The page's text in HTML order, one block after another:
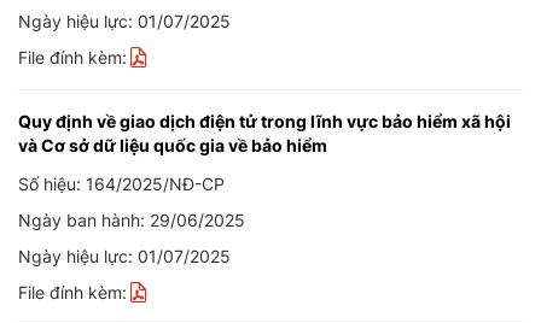
Ngày hiệu lực: 01/07/2025
File đính kèm:
Quy định về giao dịch điện tử trong lĩnh vực bảo hiểm xã hội
và Cơ sở dữ liệu quốc gia về bảo hiểm
Số hiệu: 164/2025/NĐ-CP
Ngày ban hành: 29/06/2025
Ngày hiệu lực: 01/07/2025
File đính kèm: